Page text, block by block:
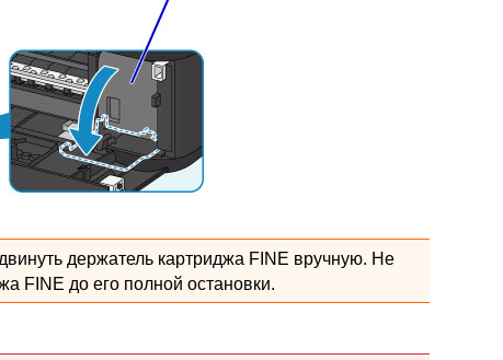
держатель картриджа FINE вручную. Не
FINE до его полной остановки.